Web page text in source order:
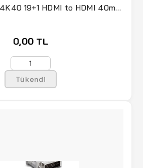
19+1 HDMI to HDMI 40m
0,00 TL
Tükendi